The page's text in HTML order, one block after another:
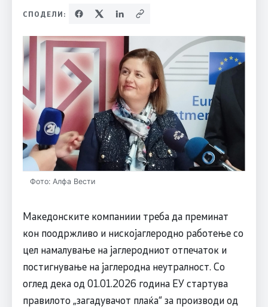
СПОДЕЛИ:
Фото: Алфа Вести
Македонските компаниии треба да преминат
кон поодржливо и нискојаглеродно работење со
цел намалување на јаглеродниот отпечаток и
постигнување на јаглеродна неутралност. Со
оглед дека од 01.01.2026 година ЕУ стартува
правилото „загадувачот плаќа“ за производи од